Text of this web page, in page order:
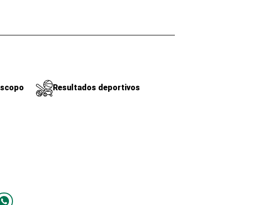
Resultados deportivos